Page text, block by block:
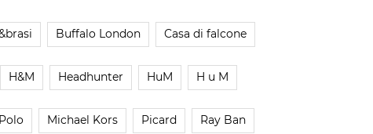
Buffalo London Casa di falcone
H&M Headhunter HuM H u M
Michael Kors Picard Ray Ban